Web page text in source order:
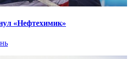
«Нефтехимик»